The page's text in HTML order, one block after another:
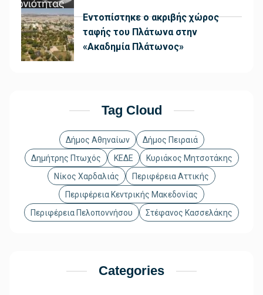
Εντοπίστηκε ο ακριβής χώρος
ταφής του Πλάτωνα στην
«Ακαδημία Πλάτωνος»
Tag Cloud
Δήμος Αθηναίων
Δήμος Πειραιά
Δημήτρης Πτωχός
ΚΕΔΕ
Κυριάκος Μητσοτάκης
Νίκος Χαρδαλιάς
Περιφέρεια Αττικής
Περιφέρεια Κεντρικής Μακεδονίας
Περιφέρεια Πελοποννήσου
Στέφανος Κασσελάκης
Categories